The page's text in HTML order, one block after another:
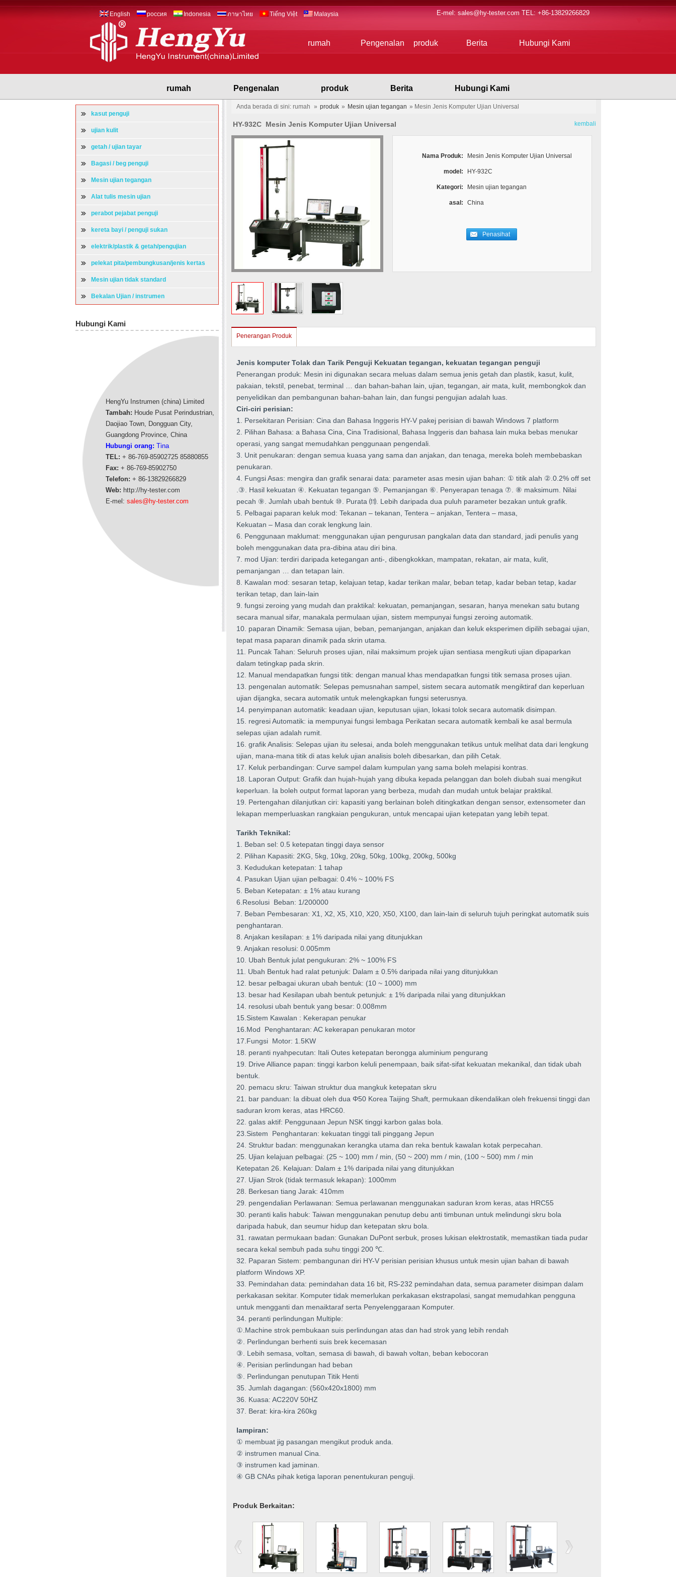
Malaysia
Tiếng Việt
ภาษาไทย
Indonesia
россия
English E-mel: sales@hy-tester.com TEL: +86-13829266829
rumah Pengenalan produk Berita Hubungi Kami
rumah Pengenalan produk Berita Hubungi Kami
kasut penguji
ujian kulit
getah / ujian tayar
Bagasi / beg penguji
Mesin ujian tegangan
Alat tulis mesin ujian
perabot pejabat penguji
kereta bayi / penguji sukan
elektrik/plastik & getah/pengujian
perkakasan
pelekat pita/pembungkusan/jenis kertas
mesin ujian
Mesin ujian tidak standard
Bekalan Ujian / instrumen
Hubungi Kami
HengYu Instrumen (china) Limited
Tambah: Houde Pusat Perindustrian,
Daojiao Town, Dongguan City,
Guangdong Province, China
Hubungi orang: Tina
TEL: + 86-769-85902725 85880855
Fax: + 86-769-85902750
Telefon: + 86-13829266829
Web: http://hy-tester.com
E-mel: sales@hy-tester.com
Anda berada di sini: rumah » produk » Mesin ujian tegangan » Mesin Jenis Komputer Ujian Universal
kembali
HY-932C Mesin Jenis Komputer Ujian Universal
Nama Produk: Mesin Jenis Komputer Ujian Universal
model: HY-932C
Kategori: Mesin ujian tegangan
asal: China
Penerangan Produk
Jenis komputer Tolak dan Tarik Penguji Kekuatan tegangan, kekuatan tegangan penguji
Penerangan produk: Mesin ini digunakan secara meluas dalam semua jenis getah dan plastik, kasut, kulit,
pakaian, tekstil, penebat, terminal … dan bahan-bahan lain, ujian, tegangan, air mata, kulit, membongkok dan
penyelidikan dan pembangunan bahan-bahan lain, dan fungsi pengujian adalah luas.
Ciri-ciri perisian:
1. Persekitaran Perisian: Cina dan Bahasa Inggeris HY-V pakej perisian di bawah Windows 7 platform
2. Pilihan Bahasa: a Bahasa Cina, Cina Tradisional, Bahasa Inggeris dan bahasa lain muka bebas menukar
operasi, yang sangat memudahkan penggunaan pengendali.
3. Unit penukaran: dengan semua kuasa yang sama dan anjakan, dan tenaga, mereka boleh membebaskan
penukaran.
4. Fungsi Asas: mengira dan grafik senarai data: parameter asas mesin ujian bahan: ① titik alah ②.0.2% off set
.③. Hasil kekuatan ④. Kekuatan tegangan ⑤. Pemanjangan ⑥. Penyerapan tenaga ⑦. ⑧ maksimum. Nilai
pecah ⑨. Jumlah ubah bentuk ⑩. Purata ⑾. Lebih daripada dua puluh parameter bezakan untuk grafik.
5. Pelbagai paparan keluk mod: Tekanan – tekanan, Tentera – anjakan, Tentera – masa,
Kekuatan – Masa dan corak lengkung lain.
6. Penggunaan maklumat: menggunakan ujian pengurusan pangkalan data dan standard, jadi penulis yang
boleh menggunakan data pra-dibina atau diri bina.
7. mod Ujian: terdiri daripada ketegangan anti-, dibengkokkan, mampatan, rekatan, air mata, kulit,
pemanjangan … dan tetapan lain.
8. Kawalan mod: sesaran tetap, kelajuan tetap, kadar terikan malar, beban tetap, kadar beban tetap, kadar
terikan tetap, dan lain-lain
9. fungsi zeroing yang mudah dan praktikal: kekuatan, pemanjangan, sesaran, hanya menekan satu butang
secara manual sifar, manakala permulaan ujian, sistem mempunyai fungsi zeroing automatik.
10. paparan Dinamik: Semasa ujian, beban, pemanjangan, anjakan dan keluk eksperimen dipilih sebagai ujian,
tepat masa paparan dinamik pada skrin utama.
11. Puncak Tahan: Seluruh proses ujian, nilai maksimum projek ujian sentiasa mengikuti ujian dipaparkan
dalam tetingkap pada skrin.
12. Manual mendapatkan fungsi titik: dengan manual khas mendapatkan fungsi titik semasa proses ujian.
13. pengenalan automatik: Selepas pemusnahan sampel, sistem secara automatik mengiktiraf dan keperluan
ujian dijangka, secara automatik untuk melengkapkan fungsi seterusnya.
14. penyimpanan automatik: keadaan ujian, keputusan ujian, lokasi tolok secara automatik disimpan.
15. regresi Automatik: ia mempunyai fungsi lembaga Perikatan secara automatik kembali ke asal bermula
selepas ujian adalah rumit.
16. grafik Analisis: Selepas ujian itu selesai, anda boleh menggunakan tetikus untuk melihat data dari lengkung
ujian, mana-mana titik di atas keluk ujian analisis boleh dibesarkan, dan pilih Cetak.
17. Keluk perbandingan: Curve sampel dalam kumpulan yang sama boleh melapisi kontras.
18. Laporan Output: Grafik dan hujah-hujah yang dibuka kepada pelanggan dan boleh diubah suai mengikut
keperluan. Ia boleh output format laporan yang berbeza, mudah dan mudah untuk belajar praktikal.
19. Pertengahan dilanjutkan ciri: kapasiti yang berlainan boleh ditingkatkan dengan sensor, extensometer dan
lekapan memperluaskan rangkaian pengukuran, untuk mencapai ujian ketepatan yang lebih tepat.
Tarikh Teknikal:
1. Beban sel: 0.5 ketepatan tinggi daya sensor
2. Pilihan Kapasiti: 2KG, 5kg, 10kg, 20kg, 50kg, 100kg, 200kg, 500kg
3. Kedudukan ketepatan: 1 tahap
4. Pasukan Ujian ujian pelbagai: 0.4% ~ 100% FS
5. Beban Ketepatan: ± 1% atau kurang
6.Resolusi Beban: 1/200000
7. Beban Pembesaran: X1, X2, X5, X10, X20, X50, X100, dan lain-lain di seluruh tujuh peringkat automatik suis
penghantaran.
8. Anjakan kesilapan: ± 1% daripada nilai yang ditunjukkan
9. Anjakan resolusi: 0.005mm
10. Ubah Bentuk julat pengukuran: 2% ~ 100% FS
11. Ubah Bentuk had ralat petunjuk: Dalam ± 0.5% daripada nilai yang ditunjukkan
12. besar pelbagai ukuran ubah bentuk: (10 ~ 1000) mm
13. besar had Kesilapan ubah bentuk petunjuk: ± 1% daripada nilai yang ditunjukkan
14. resolusi ubah bentuk yang besar: 0.008mm
15.Sistem Kawalan : Kekerapan penukar
16.Mod Penghantaran: AC kekerapan penukaran motor
17.Fungsi Motor: 1.5KW
18. peranti nyahpecutan: Itali Outes ketepatan berongga aluminium pengurang
19. Drive Alliance papan: tinggi karbon keluli penempaan, baik sifat-sifat kekuatan mekanikal, dan tidak ubah
bentuk.
20. pemacu skru: Taiwan struktur dua mangkuk ketepatan skru
21. bar panduan: Ia dibuat oleh dua Φ50 Korea Taijing Shaft, permukaan dikendalikan oleh frekuensi tinggi dan
saduran krom keras, atas HRC60.
22. galas aktif: Penggunaan Jepun NSK tinggi karbon galas bola.
23.Sistem Penghantaran: kekuatan tinggi tali pinggang Jepun
24. Struktur badan: menggunakan kerangka utama dan reka bentuk kawalan kotak perpecahan.
25. Ujian kelajuan pelbagai: (25 ~ 100) mm / min, (50 ~ 200) mm / min, (100 ~ 500) mm / min
Ketepatan 26. Kelajuan: Dalam ± 1% daripada nilai yang ditunjukkan
27. Ujian Strok (tidak termasuk lekapan): 1000mm
28. Berkesan tiang Jarak: 410mm
29. pengendalian Perlawanan: Semua perlawanan menggunakan saduran krom keras, atas HRC55
30. peranti kalis habuk: Taiwan menggunakan penutup debu anti timbunan untuk melindungi skru bola
daripada habuk, dan seumur hidup dan ketepatan skru bola.
31. rawatan permukaan badan: Gunakan DuPont serbuk, proses lukisan elektrostatik, memastikan tiada pudar
secara kekal sembuh pada suhu tinggi 200 ℃.
32. Paparan Sistem: pembangunan diri HY-V perisian perisian khusus untuk mesin ujian bahan di bawah
platform Windows XP.
33. Pemindahan data: pemindahan data 16 bit, RS-232 pemindahan data, semua parameter disimpan dalam
perkakasan sekitar. Komputer tidak memerlukan perkakasan ekstrapolasi, sangat memudahkan pengguna
untuk mengganti dan menaiktaraf serta Penyelenggaraan Komputer.
34. peranti perlindungan Multiple:
①.Machine strok pembukaan suis perlindungan atas dan had strok yang lebih rendah
②. Perlindungan berhenti suis brek kecemasan
③. Lebih semasa, voltan, semasa di bawah, di bawah voltan, beban kebocoran
④. Perisian perlindungan had beban
⑤. Perlindungan penutupan Titik Henti
35. Jumlah dagangan: (560x420x1800) mm
36. Kuasa: AC220V 50HZ
37. Berat: kira-kira 260kg
lampiran:
① membuat jig pasangan mengikut produk anda.
② instrumen manual Cina.
③ instrumen kad jaminan.
④ GB CNAs pihak ketiga laporan penentukuran penguji.
Produk Berkaitan: